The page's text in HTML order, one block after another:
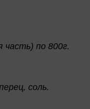
часть) по 800г.
соль.